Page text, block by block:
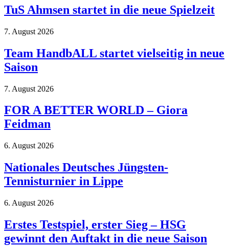
TuS Ahmsen startet in die neue Spielzeit
7. August 2026
Team HandbALL startet vielseitig in neue
Saison
7. August 2026
FOR A BETTER WORLD – Giora
Feidman
6. August 2026
Nationales Deutsches Jüngsten-
Tennisturnier in Lippe
6. August 2026
Erstes Testspiel, erster Sieg – HSG
gewinnt den Auftakt in die neue Saison